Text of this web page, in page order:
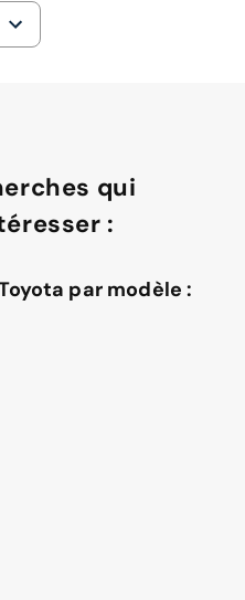
qui
:
par modèle :